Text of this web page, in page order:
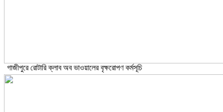
গাজীপুরে রোটারি ক্লাব অব ভাওয়ালের বৃক্ষরোপণ কর্মসূচি